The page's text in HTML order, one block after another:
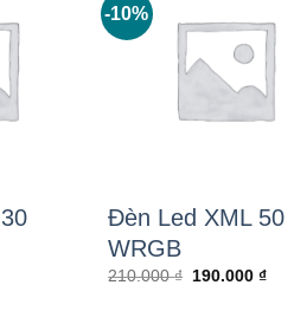
-10%
Đèn Led XML 50
WRGB
210.000₫ Giá
190.000₫Giá